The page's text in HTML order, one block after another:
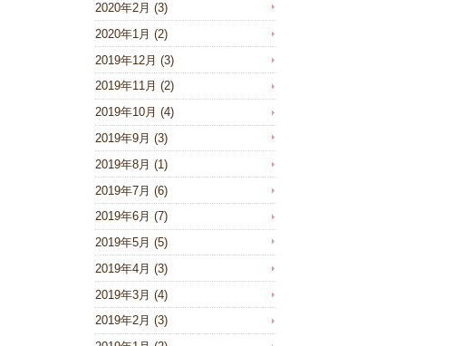
2020年2月 (3)
2020年1月 (2)
2019年12月 (3)
2019年11月 (2)
2019年10月 (4)
2019年9月 (3)
2019年8月 (1)
2019年7月 (6)
2019年6月 (7)
2019年5月 (5)
2019年4月 (3)
2019年3月 (4)
2019年2月 (3)